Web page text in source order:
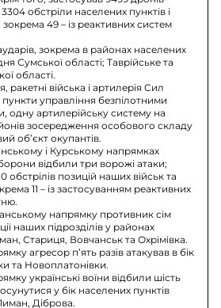
обстріли населених пунктів і
49 – із реактивних систем
зокрема в районах населених
Сумської області; Таврійське та
області.
ракетні війська і артилерія Сил
управління безпілотними
одну артилерійську систему на
зосередження особового складу
об’єкт окупантів.
і Курському напрямках
відбили три ворожі атаки;
обстрілів позицій наших військ та
11 – із застосуванням реактивних
напрямку противник сім
наших підрозділів у районах
Стариця, Вовчанськ та Охрімівка.
агресор п’ять разів атакував в бік
та Новоплатонівки.
українські воїни відбили шість
у бік населених пунктів
Діброва.